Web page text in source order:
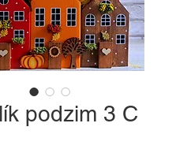
podzim 3 C